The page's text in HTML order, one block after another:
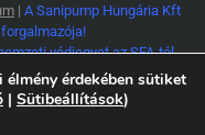
| A Sanipump Hungária Kft
védjegyet az SFA-tól
használja!
érdekében sütiket
| Sütibeállítások)